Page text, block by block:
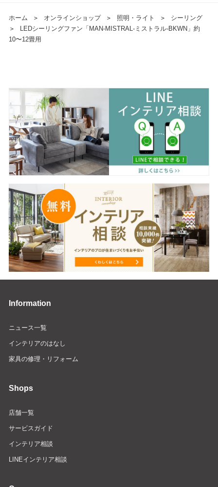
ホーム ＞ オンラインショップ ＞ 照明・ライト ＞
シーリング
＞
LEDシーリングファン「MAN-MISTRAL-ミストラル-BKWN」約
10〜12畳用
Information
ニュース一覧
インテリアのはなし
家具の修理・リフォーム
Shops
店舗一覧
サービスガイド
インテリア相談
LINEインテリア相談